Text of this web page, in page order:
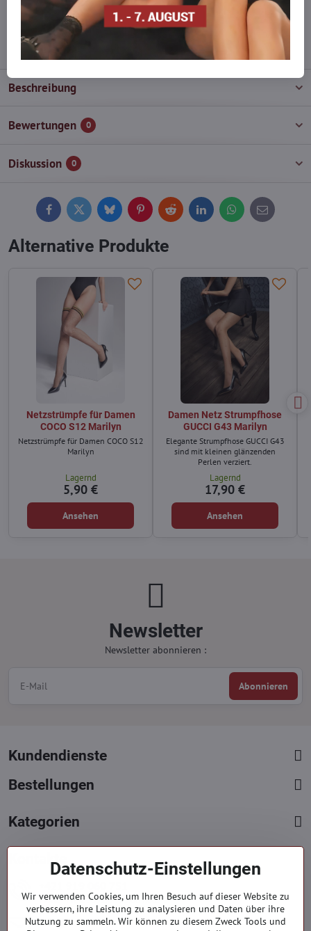
wieder auf!
info​@everlady​.eu
Beschreibung
Bewertungen 0
Diskussion 0
FacebookTwitterBlueskyPinterestReddit LinkedInWhatsApp
E-
mail
Alternative Produkte
Netzstrümpfe für Damen
COCO S12 Marilyn
Netzstrümpfe für Damen COCO S12
Marilyn
Lagernd
5,90 €
Ansehen
Damen Netz Strumpfhose
GUCCI G43 Marilyn
Elegante Strumpfhose GUCCI G43
sind mit kleinen glänzenden
Perlen verziert.
Lagernd
17,90 €
Ansehen
Newsletter
Newsletter abonnieren :
Abonnieren
Kundendienste
Bestellungen
Kategorien
Kontakte
Mont. - Freit. : 09:00 - 15:00 hod.
info​@everlady​.eu
Datenschutz-Einstellungen
Wir verwenden Cookies, um Ihren Besuch auf dieser Website zu
verbessern, ihre Leistung zu analysieren und Daten über ihre
Nutzung zu sammeln. Wir können zu diesem Zweck Tools und